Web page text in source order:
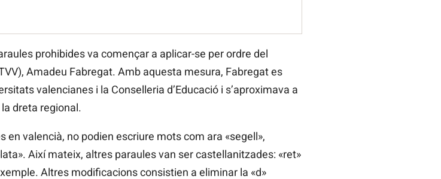
prohibides va començar a aplicar-se per ordre del
Amadeu Fabregat. Amb aquesta mesura, Fabregat es
valencianes i la Conselleria d’Educació i s’aproximava a
dreta regional.
en valencià, no podien escriure mots com ara «segell»,
Així mateix, altres paraules van ser castellanitzades: «ret»
Altres modificacions consistien a eliminar la «d»